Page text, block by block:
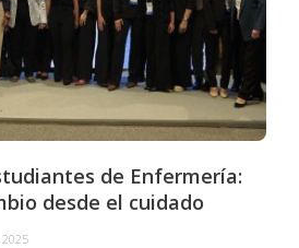
de Enfermería:
desde el cuidado